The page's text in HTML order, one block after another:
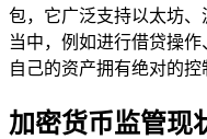
包，它广泛支持以太坊
当中，例如进行借贷操
自己的资产拥有绝对的控
加密货币监管现